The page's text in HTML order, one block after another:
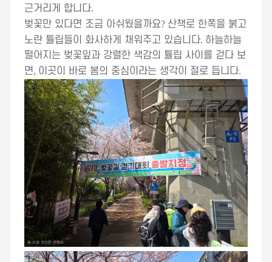
근거리게 합니다.
벚꽃만 있다면 조금 아쉬웠을까요? 산책로 한쪽을 붉고
노란 튤립들이 화사하게 채워주고 있습니다. 하늘하늘
떨어지는 벚꽃잎과 강렬한 색감의 튤립 사이를 걷다 보
면, 이곳이 바로 봄의 중심이라는 생각이 절로 듭니다.